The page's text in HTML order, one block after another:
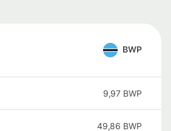
BWP
9,97 BWP
49,86 BWP